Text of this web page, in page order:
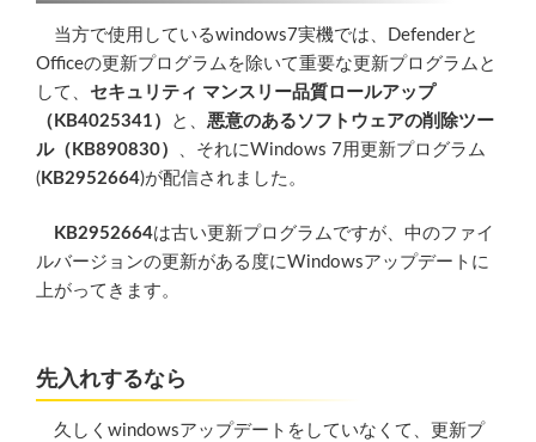
当方で使用しているwindows7実機では、Defenderと
Officeの更新プログラムを除いて重要な更新プログラムと
して、 セキュリティ マンスリー品質ロールアップ
（KB4025341）
と、 悪意のあるソフトウェアの削除ツー
ル（KB890830）
、それにWindows 7用更新プログラム
( KB2952664)が配信されました。
KB2952664は古い更新プログラムですが、中のファイ
ルバージョンの更新がある度にWindowsアップデートに
上がってきます。
先入れするなら
久しくwindowsアップデートをしていなくて、更新プ